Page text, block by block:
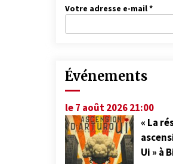
Votre adresse e-mail*
Événements
le 7 août 2026 21:00
« La
Ui » à